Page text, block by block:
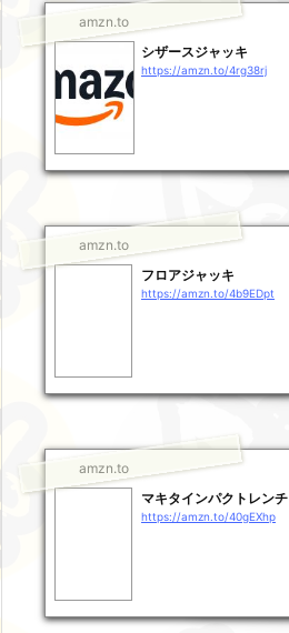
amzn.to
シザースジャッキ
https://amzn.to/4rg38rj
amzn.to
フロアジャッキ
https://amzn.to/4b9EDpt
amzn.to
マキタインパクトレンチ
https://amzn.to/40gEXhp